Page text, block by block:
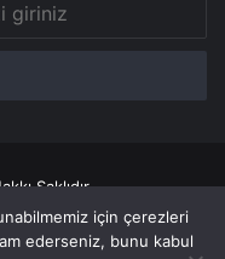
Saklıdır.
için çerezleri
ederseniz, bunu kabul